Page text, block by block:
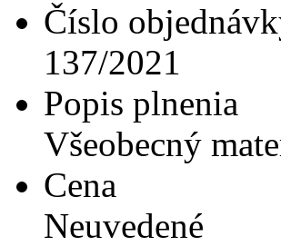
Číslo
137/2021
Popis plnenia
Všeobecný
Cena
Neuvedené